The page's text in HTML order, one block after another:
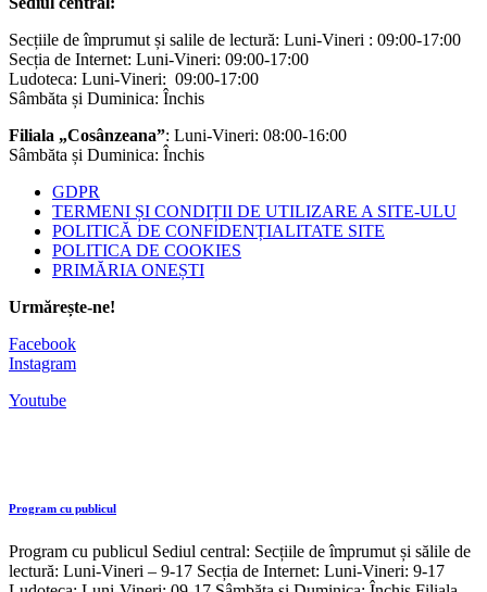
Secțiile de împrumut și salile de lectură: Luni-Vineri : 09:00-17:00
Secția de Internet: Luni-Vineri: 09:00-17:00
Ludoteca: Luni-Vineri: 09:00-17:00
Sâmbăta și Duminica: Închis
Filiala „Cosânzeana”: Luni-Vineri: 08:00-16:00
Sâmbăta și Duminica: Închis
GDPR
TERMENI ȘI CONDIȚII DE UTILIZARE A SITE-ULU
POLITICĂ DE CONFIDENȚIALITATE SITE
POLITICA DE COOKIES
PRIMĂRIA ONEȘTI
Urmărește-ne!
Facebook
Instagram
Youtube
Program cu publicul
Program cu publicul Sediul central: Secțiile de împrumut și sălile de
lectură: Luni-Vineri – 9-17 Secția de Internet: Luni-Vineri: 9-17